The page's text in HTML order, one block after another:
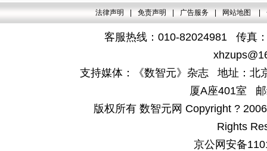
法律声明 免责声明 广告服务 网站地图
客服热线：010-82024981 传真
支持媒体：《数智元》杂志 地址：北
厦A座401室
版权所有 数智元网 Copyright ?
Rights
京公网安备